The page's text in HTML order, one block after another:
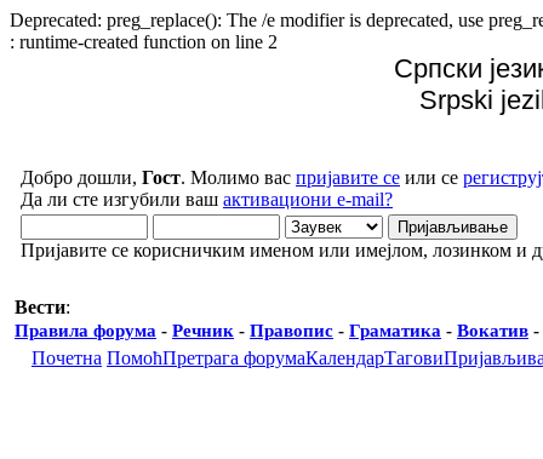
Deprecated: preg_replace(): The /e modifier is deprecated, use
: runtime-created function on line 2
Српски
Srpski
Добро дошли, Гост. Молимо вас пријавите се или се
Да ли сте изгубили ваш активациони e-mail?
Пријавите се корисничким именом или имејлом, лозинком и
Вести:
Правила форума - Речник - Правопис - Граматика - Вокатив -
Почетна ПомоћПретрага форумаКалендарТагови